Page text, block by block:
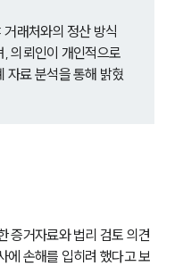
사례
무
거래처와의 정산 방식
의뢰인이 개인적으로
자료 분석을 통해 밝혔
증거자료와 법리 검토 의견
에 손해를 입히려 했다고 보